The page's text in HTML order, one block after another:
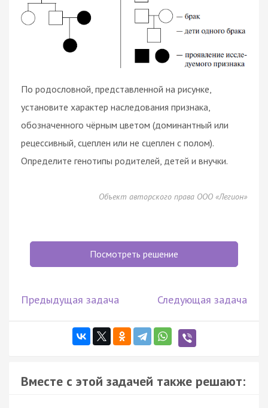
По родословной, представленной на рисунке,
установите характер наследования признака,
обозначенного чёрным цветом (доминантный или
рецессивный, сцеплен или не сцеплен с полом).
Определите генотипы родителей, детей и внучки.
Объект авторского права ООО «Легион»
Посмотреть решение
Предыдущая задача Следующая задача
Вместе с этой задачей также решают: